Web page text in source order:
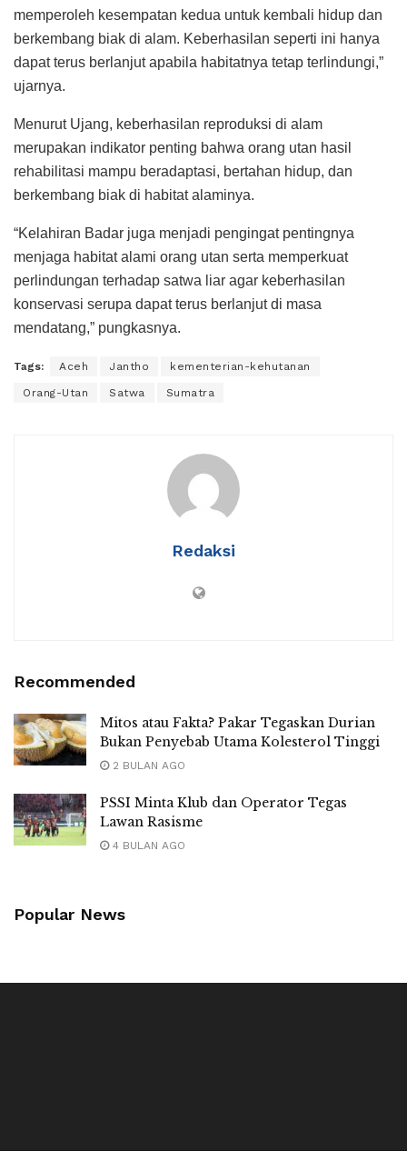
memperoleh kesempatan kedua untuk kembali hidup dan
berkembang biak di alam. Keberhasilan seperti ini hanya
dapat terus berlanjut apabila habitatnya tetap terlindungi,”
ujarnya.
Menurut Ujang, keberhasilan reproduksi di alam
merupakan indikator penting bahwa orang utan hasil
rehabilitasi mampu beradaptasi, bertahan hidup, dan
berkembang biak di habitat alaminya.
“Kelahiran Badar juga menjadi pengingat pentingnya
menjaga habitat alami orang utan serta memperkuat
perlindungan terhadap satwa liar agar keberhasilan
konservasi serupa dapat terus berlanjut di masa
mendatang,” pungkasnya.
Tags: Aceh Jantho kementerian-kehutanan
Orang-Utan Satwa Sumatra
Redaksi
Recommended
Mitos atau Fakta? Pakar Tegaskan Durian
Bukan Penyebab Utama Kolesterol Tinggi
2 BULAN AGO
PSSI Minta Klub dan Operator Tegas
Lawan Rasisme
4 BULAN AGO
Popular News